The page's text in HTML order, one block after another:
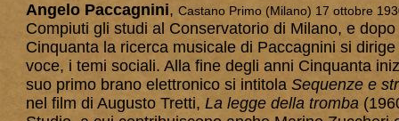
Angelo Paccagnini, Castano Primo (Milano) 17 ottobre
Compiuti gli studi al Conservatorio di Milano, e
Cinquanta la ricerca musicale di Paccagnini si
voce, i temi sociali. Alla fine degli anni Cinquanta
suo primo brano elettronico si intitola Sequenze e
nel film di Augusto Tretti, La legge della tromba